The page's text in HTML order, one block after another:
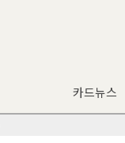
카드뉴스